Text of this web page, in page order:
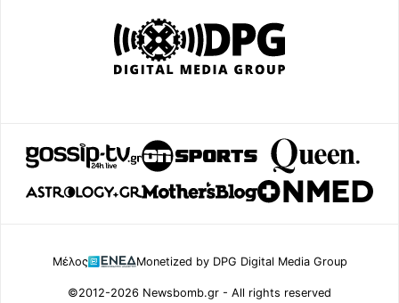
Μέλος Monetized by DPG Digital Media Group
©2012-2026 Newsbomb.gr - All rights reserved